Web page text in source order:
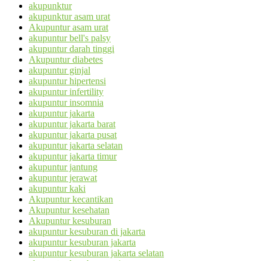
akupunktur
akupunktur asam urat
Akupuntur asam urat
akupuntur bell's palsy
akupuntur darah tinggi
Akupuntur diabetes
akupuntur ginjal
akupuntur hipertensi
akupuntur infertility
akupuntur insomnia
akupuntur jakarta
akupuntur jakarta barat
akupuntur jakarta pusat
akupuntur jakarta selatan
akupuntur jakarta timur
akupuntur jantung
akupuntur jerawat
akupuntur kaki
Akupuntur kecantikan
Akupuntur kesehatan
Akupuntur kesuburan
akupuntur kesuburan di jakarta
akupuntur kesuburan jakarta
akupuntur kesuburan jakarta selatan